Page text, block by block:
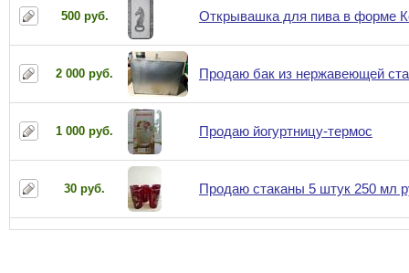
500 руб. Открывашка для пива в форме
2 000 руб. Продаю бак из нержавеющей
1 000 руб. Продаю йогуртницу-термос
30 руб. Продаю стаканы 5 штук 250 мл